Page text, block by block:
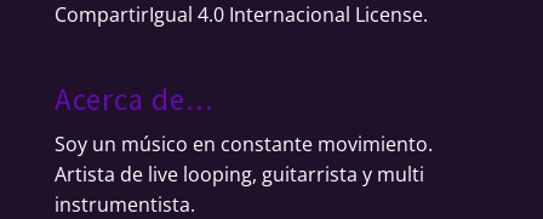
CompartirIgual 4.0 Internacional License.
Acerca de…
Soy un músico en constante movimiento.
Artista de live looping, guitarrista y multi
instrumentista.